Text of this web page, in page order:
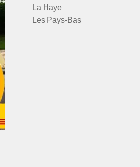
La Haye
Les Pays-Bas